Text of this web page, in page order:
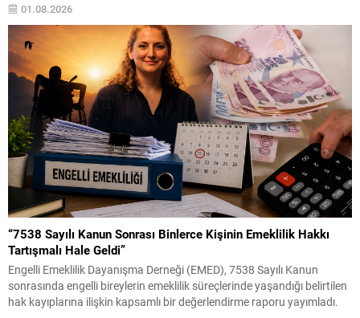
Birlikte Büyüteceğiz” sloganıyla yürüttüğü çalışmaların yeni bir
aşamaya geçtiğini açıklayan...
01.08.2026
“7538 Sayılı Kanun Sonrası Binlerce Kişinin Emeklilik Hakkı
Tartışmalı Hale Geldi”
Engelli Emeklilik Dayanışma Derneği (EMED), 7538 Sayılı Kanun
sonrasında engelli bireylerin emeklilik süreçlerinde yaşandığı belirtilen
hak kayıplarına ilişkin kapsamlı bir değerlendirme raporu yayımladı.